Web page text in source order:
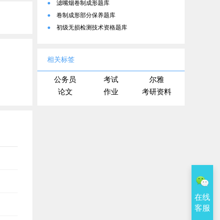
在线
客服
●
滤嘴烟卷制成形题库
●
卷制成形部分保养题库
●
初级无损检测技术资格题库
相关标签
公务员 考试
尔雅
论文
作业 考研资料